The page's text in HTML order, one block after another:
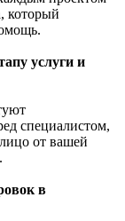
который
услуги и
специалистом,
от вашей
в